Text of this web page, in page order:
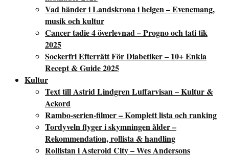
Vad händer i Landskrona i helgen – Evenemang,
musik och kultur
Cancer tadie 4 överlevnad – Progno och tati tik
2025
Sockerfri Efterrätt För Diabetiker – 10+ Enkla
Recept & Guide 2025
Kultur
Text till Astrid Lindgren Luffarvisan – Kultur &
Ackord
Rambo-serien-filmer – Komplett lista och ranking
Tordyveln flyger i skymningen ålder –
Rekommendation, rollista & handling
Rollistan i Asteroid City – Wes Andersons